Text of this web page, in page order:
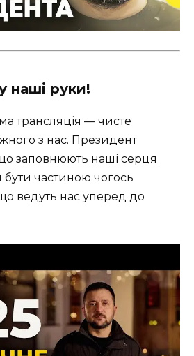
наші руки!
трансляція — чисте
з нас. Президент
заповнюють наші серця
бути частиною чогось
ведуть нас уперед до